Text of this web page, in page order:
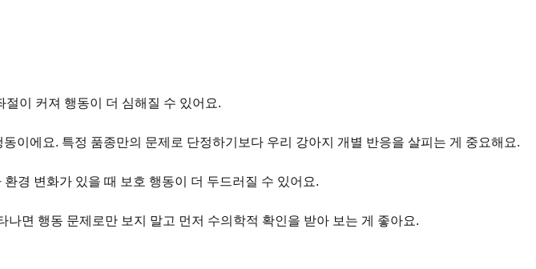
절이 커져 행동이 더 심해질 수 있어요.
이에요. 특정 품종만의 문제로 단정하기보다 우리 강아지 개별 반응을 살피는 게 중요해요.
경 변화가 있을 때 보호 행동이 더 두드러질 수 있어요.
면 행동 문제로만 보지 말고 먼저 수의학적 확인을 받아 보는 게 좋아요.